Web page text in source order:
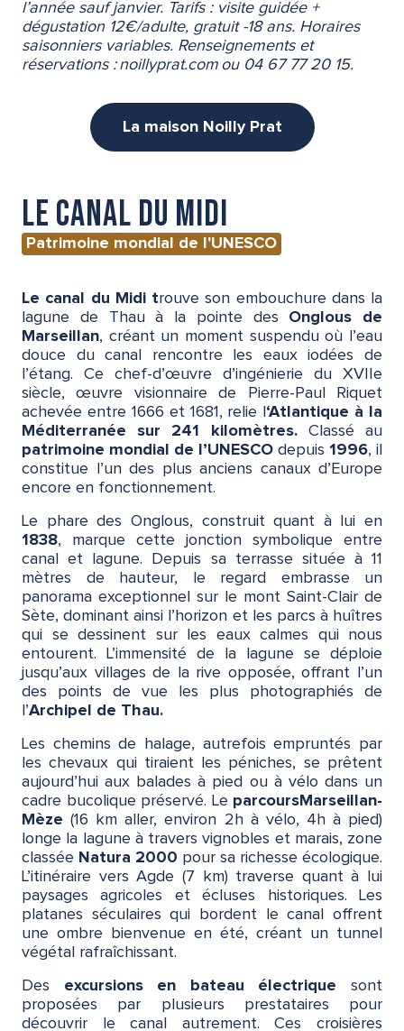
l’année sauf janvier. Tarifs : visite guidée +
dégustation 12€/adulte, gratuit -18 ans. Horaires
saisonniers variables. Renseignements et
réservations : noillyprat.com ou 04 67 77 20 15.
La maison Noilly Prat
Le canal du Midi
Patrimoine mondial de l'UNESCO
Le canal du Midi trouve son embouchure dans la
lagune de Thau à la pointe des Onglous de
Marseillan, créant un moment suspendu où l’eau
douce du canal rencontre les eaux iodées de
l’étang. Ce chef-d’œuvre d’ingénierie du XVIIe
siècle, œuvre visionnaire de Pierre-Paul Riquet
achevée entre 1666 et 1681, relie l ‘Atlantique à la
Méditerranée sur 241 kilomètres.Classé au
patrimoine mondial de l’UNESCO depuis 1996, il
constitue l’un des plus anciens canaux d’Europe
encore en fonctionnement.
Le phare des Onglous, construit quant à lui en
1838, marque cette jonction symbolique entre
canal et lagune. Depuis sa terrasse située à 11
mètres de hauteur, le regard embrasse un
panorama exceptionnel sur le mont Saint-Clair de
Sète, dominant ainsi l’horizon et les parcs à huîtres
qui se dessinent sur les eaux calmes qui nous
entourent. L’immensité de la lagune se déploie
jusqu’aux villages de la rive opposée, offrant l’un
des points de vue les plus photographiés de
l’Archipel de Thau.
Les chemins de halage, autrefois empruntés par
les chevaux qui tiraient les péniches, se prêtent
aujourd’hui aux balades à pied ou à vélo dans un
cadre bucolique préservé. Le parcoursMarseillan-
Mèze (16 km aller, environ 2h à vélo, 4h à pied)
longe la lagune à travers vignobles et marais, zone
classée Natura 2000 pour sa richesse écologique.
L’itinéraire vers Agde (7 km) traverse quant à lui
paysages agricoles et écluses historiques. Les
platanes séculaires qui bordent le canal offrent
une ombre bienvenue en été, créant un tunnel
végétal rafraîchissant.
Des excursions en bateau électrique sont
proposées par plusieurs prestataires pour
découvrir le canal autrement. Ces croisières